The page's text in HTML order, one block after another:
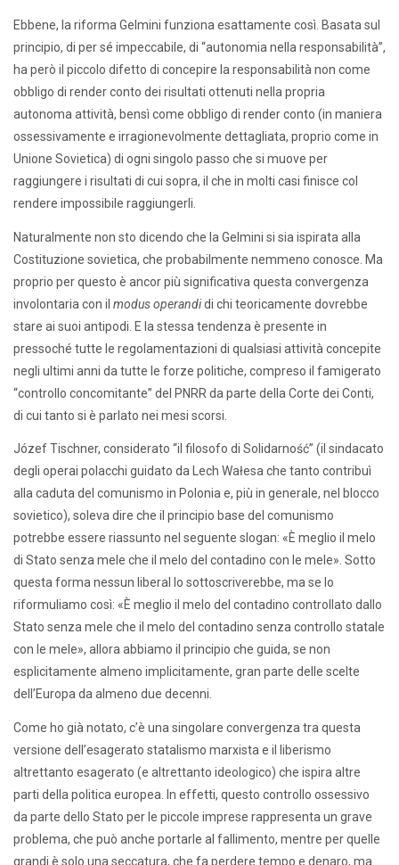
Ebbene, la riforma Gelmini funziona esattamente così. Basata sul
principio, di per sé impeccabile, di “autonomia nella responsabilità”,
ha però il piccolo difetto di concepire la responsabilità non come
obbligo di render conto dei risultati ottenuti nella propria
autonoma attività, bensì come obbligo di render conto (in maniera
ossessivamente e irragionevolmente dettagliata, proprio come in
Unione Sovietica) di ogni singolo passo che si muove per
raggiungere i risultati di cui sopra, il che in molti casi finisce col
rendere impossibile raggiungerli.
Naturalmente non sto dicendo che la Gelmini si sia ispirata alla
Costituzione sovietica, che probabilmente nemmeno conosce. Ma
proprio per questo è ancor più significativa questa convergenza
involontaria con il modus operandidi chi teoricamente dovrebbe
stare ai suoi antipodi. E la stessa tendenza è presente in
pressoché tutte le regolamentazioni di qualsiasi attività concepite
negli ultimi anni da tutte le forze politiche, compreso il famigerato
“controllo concomitante” del PNRR da parte della Corte dei Conti,
di cui tanto si è parlato nei mesi scorsi.
Józef Tischner, considerato “il filosofo di Solidarność” (il sindacato
degli operai polacchi guidato da Lech Wałesa che tanto contribuì
alla caduta del comunismo in Polonia e, più in generale, nel blocco
sovietico), soleva dire che il principio base del comunismo
potrebbe essere riassunto nel seguente slogan: «È meglio il melo
di Stato senza mele che il melo del contadino con le mele». Sotto
questa forma nessun liberal lo sottoscriverebbe, ma se lo
riformuliamo così: «È meglio il melo del contadino controllato dallo
Stato senza mele che il melo del contadino senza controllo statale
con le mele», allora abbiamo il principio che guida, se non
esplicitamente almeno implicitamente, gran parte delle scelte
dell’Europa da almeno due decenni.
Come ho già notato, c’è una singolare convergenza tra questa
versione dell’esagerato statalismo marxista e il liberismo
altrettanto esagerato (e altrettanto ideologico) che ispira altre
parti della politica europea. In effetti, questo controllo ossessivo
da parte dello Stato per le piccole imprese rappresenta un grave
problema, che può anche portarle al fallimento, mentre per quelle
grandi è solo una seccatura, che fa perdere tempo e denaro, ma